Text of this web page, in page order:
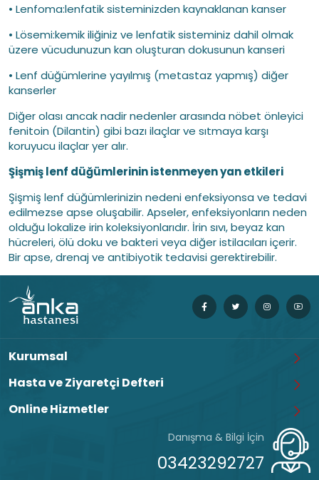
• Lenfoma:lenfatik sisteminizden kaynaklanan kanser
• Lösemi:kemik iliğiniz ve lenfatik sisteminiz dahil olmak
üzere vücudunuzun kan oluşturan dokusunun kanseri
• Lenf düğümlerine yayılmış (metastaz yapmış) diğer
kanserler
Diğer olası ancak nadir nedenler arasında nöbet önleyici
fenitoin (Dilantin) gibi bazı ilaçlar ve sıtmaya karşı
koruyucu ilaçlar yer alır.
Şişmiş lenf düğümlerinin istenmeyen yan etkileri
Şişmiş lenf düğümlerinizin nedeni enfeksiyonsa ve tedavi
edilmezse apse oluşabilir. Apseler, enfeksiyonların neden
olduğu lokalize irin koleksiyonlarıdır. İrin sıvı, beyaz kan
hücreleri, ölü doku ve bakteri veya diğer istilacıları içerir.
Bir apse, drenaj ve antibiyotik tedavisi gerektirebilir.
Kurumsal
Hasta ve Ziyaretçi Defteri
Online Hizmetler
Danışma & Bilgi İçin
03423292727